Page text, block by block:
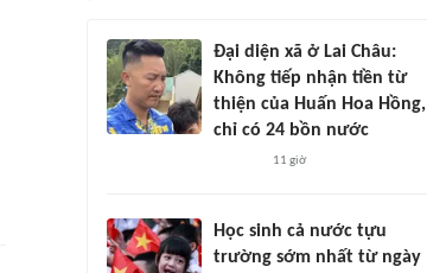
Đại diện xã ở Lai Châu:
Không tiếp nhận tiền từ
thiện của Huấn Hoa Hồng,
chỉ có 24 bồn nước
11 giờ
Học sinh cả nước tựu
trường sớm nhất từ ngày